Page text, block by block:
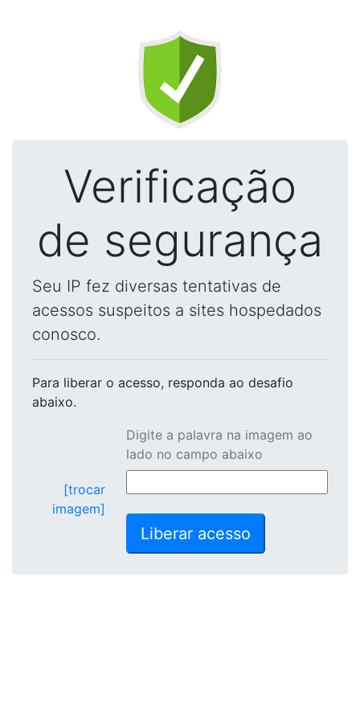
Verificação
de segurança
Seu IP fez diversas tentativas de
acessos suspeitos a sites hospedados
conosco.
Para liberar o acesso, responda ao desafio
abaixo.
[trocar
imagem]
Digite a palavra na imagem ao
lado no campo abaixo